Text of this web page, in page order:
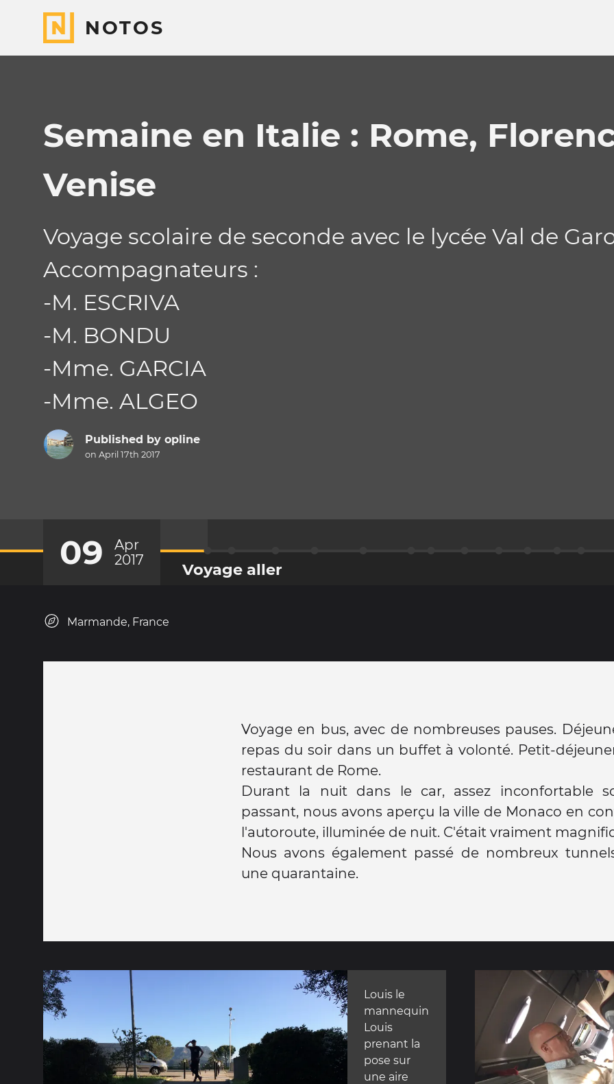
NOTOS
Semaine en Italie : Rome,
Venise
Voyage scolaire de seconde avec le lycée Val de
Accompagnateurs :
-M. ESCRIVA
-M. BONDU
-Mme. GARCIA
-Mme. ALGEO
Published by opline
on April 17th 2017
09
Apr
2017
Voyage aller
Marmande, France
Voyage en bus, avec de nombreuses pauses.
repas du soir dans un buffet à volonté. Petit-
restaurant de Rome.
Durant la nuit dans le car, assez inconfortable
passant, nous avons aperçu la ville de Monaco en
l'autoroute, illuminée de nuit. C'était vraiment
Nous avons également passé de nombreux
une quarantaine.
Louis le
mannequin
Louis
prenant la
pose sur
une aire